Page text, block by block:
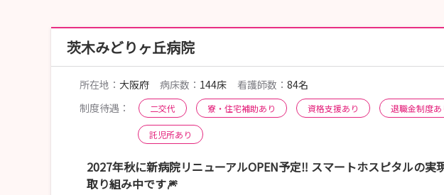
茨木みどりヶ丘病院
所在地： 大阪府 病床数： 144床 看護師数： 84名
制度待遇：
二交代 寮・住宅補助あり 資格支援あり 退職金制度あ
託児所あり
2027年秋に新病院リニューアルOPEN予定‼ スマートホスピタルの実
取り組み中です🎆